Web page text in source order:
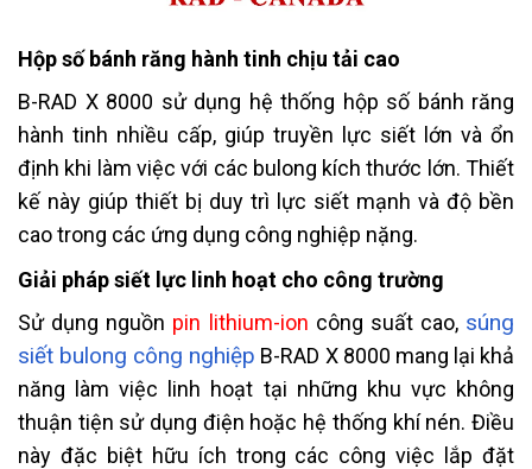
Hộp số bánh răng hành tinh chịu tải cao
B-RAD X 8000 sử dụng hệ thống hộp số bánh răng
hành tinh nhiều cấp, giúp truyền lực siết lớn và ổn
định khi làm việc với các bulong kích thước lớn. Thiết
kế này giúp thiết bị duy trì lực siết mạnh và độ bền
cao trong các ứng dụng công nghiệp nặng.
Giải pháp siết lực linh hoạt cho công trường
Sử dụng nguồn pin lithium-ion công suất cao, súng
siết bulong công nghiệp B-RAD X 8000 mang lại khả
năng làm việc linh hoạt tại những khu vực không
thuận tiện sử dụng điện hoặc hệ thống khí nén. Điều
này đặc biệt hữu ích trong các công việc lắp đặt